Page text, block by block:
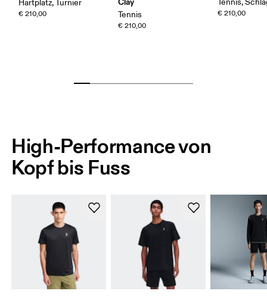
Hartplatz, Turnier
€ 210,00 Tennis
€ 210,00
Tennis,
€ 210,00
High-Performance von
Kopf bis Fuss